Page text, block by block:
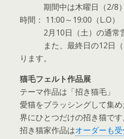
期間中は木曜日（2/8
時間： 11:00～19:00（L.O）
2月10日（土）の通常
また、最終日の12日
ります。
猫毛フェルト作品展
テーマ作品は「招き猫毛」
愛猫をブラッシングして集
界にひとつだけの招き猫です
招き猫家作品はオーダーも受